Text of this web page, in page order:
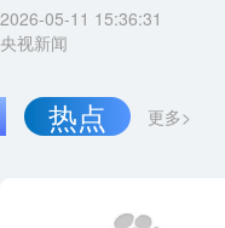
2026-05-11 15:36:31
央视新闻
更多>
热点